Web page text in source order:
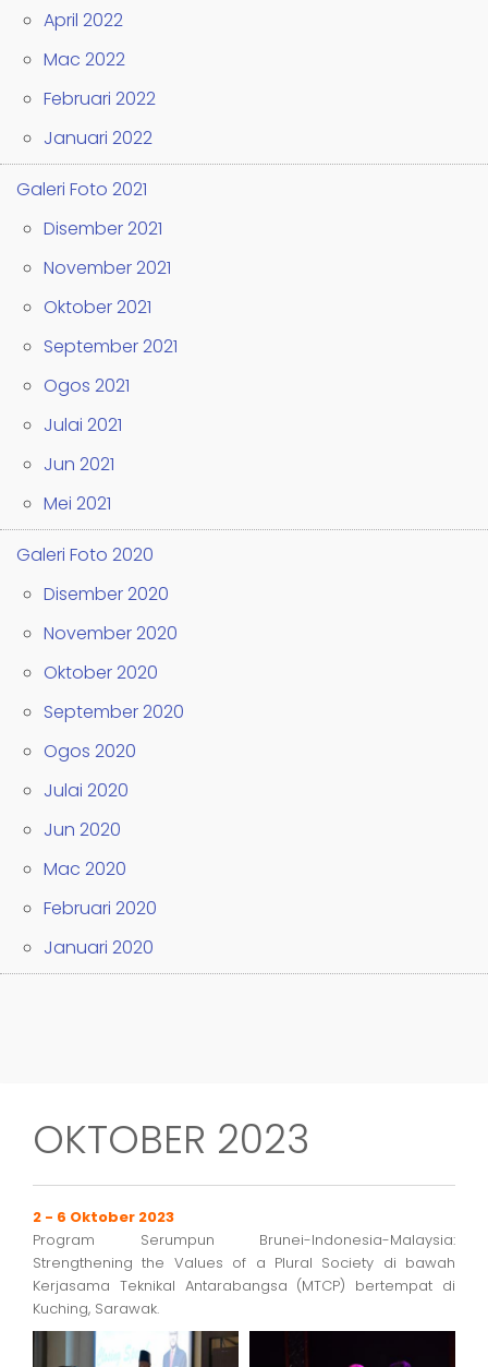
April 2022
Mac 2022
Februari 2022
Januari 2022
Galeri Foto 2021
Disember 2021
November 2021
Oktober 2021
September 2021
Ogos 2021
Julai 2021
Jun 2021
Mei 2021
Galeri Foto 2020
Disember 2020
November 2020
Oktober 2020
September 2020
Ogos 2020
Julai 2020
Jun 2020
Mac 2020
Februari 2020
Januari 2020
OKTOBER 2023
2 - 6 Oktober 2023
Program Serumpun Brunei-Indonesia-Malaysia:
Strengthening the Values of a Plural Society di bawah
Kerjasama Teknikal Antarabangsa (MTCP) bertempat di
Kuching, Sarawak.